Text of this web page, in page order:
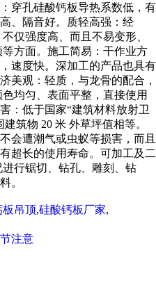
穿孔硅酸钙板导热系数低，有
、隔音好。质轻高强：经
仅强度高、而且不易变形、
方面。施工简易：干作业方
速度快。深加工的产品也具有
美观：轻质，与龙骨的配合，
均匀、表面平整，直接使用
：低于国家“建筑材料放射卫
筑物 20 米 外草坪值相等。
会遭潮气或虫蚁等损害，而且
超长的使用寿命。可加工及二
行锯切、钻孔、雕刻、钻
。
吊顶,硅酸钙板厂家,
注意